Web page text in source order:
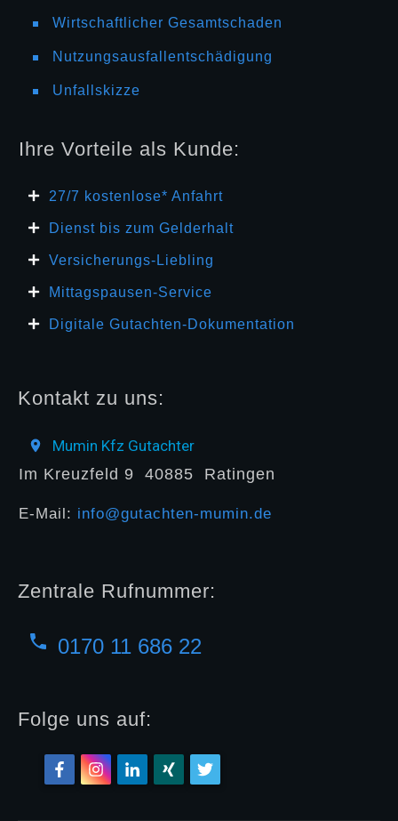
Wirtschaftlicher Gesamtschaden
Nutzungsausfallentschädigung
Unfallskizze
Ihre Vorteile als Kunde:
27/7 kosten lose* Anfahrt
Dienst bis zum Gelderhalt
Versicherungs-Liebling
Mittagspausen-Service
Digitale Gutachten-Dokumentation
Kontakt zu uns:
Mumin Kfz Gutachter
Im Kreuzfeld 9 40885 Ratingen
E-Mail: info@gutachten-mumin.de
Zentrale Rufnummer:
0170 11 686 22
Folge uns auf: